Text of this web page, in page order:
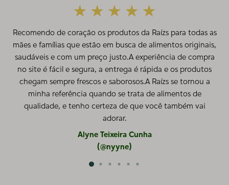
Recomendo de coração os produtos da Raízs para todas as
mães e famílias que estão em busca de alimentos originais,
saudáveis e com um preço justo.A experiência de compra
no site é fácil e segura, a entrega é rápida e os produtos
chegam sempre frescos e saborosos.A Raízs se tornou a
minha referência quando se trata de alimentos de
qualidade, e tenho certeza de que você também vai
adorar.
Alyne Teixeira Cunha
(@nyyne)